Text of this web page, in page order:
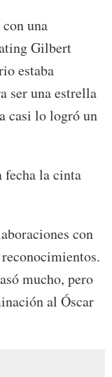
una
Gilbert
estaba
ser una estrella
casi lo logró un
fecha la cinta
con
mucho, pero
al Óscar